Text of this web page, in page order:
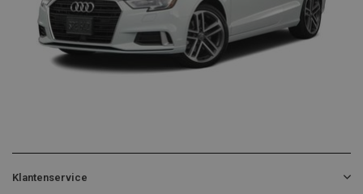
Klantenservice